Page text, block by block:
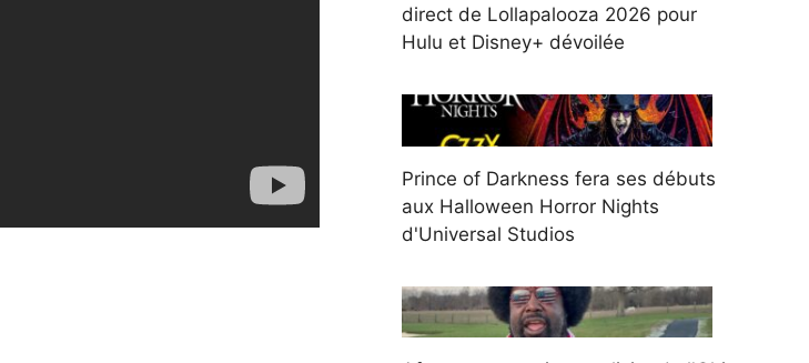
direct de Lollapalooza 2026 pour
Hulu et Disney+ dévoilée
Prince of Darkness fera ses débuts
aux Halloween Horror Nights
d'Universal Studios